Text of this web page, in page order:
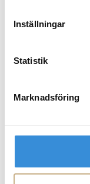
Inställningar
Statistik
Marknadsföring
Fornasetti